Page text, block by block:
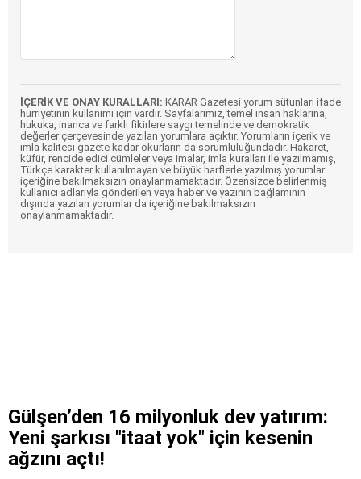
İÇERİK VE ONAY KURALLARI: KARAR Gazetesi yorum sütunları ifade
hürriyetinin kullanımı için vardır. Sayfalarımız, temel insan haklarına,
hukuka, inanca ve farklı fikirlere saygı temelinde ve demokratik
değerler çerçevesinde yazılan yorumlara açıktır. Yorumların içerik ve
imla kalitesi gazete kadar okurların da sorumluluğundadır. Hakaret,
küfür, rencide edici cümleler veya imalar, imla kuralları ile yazılmamış,
Türkçe karakter kullanılmayan ve büyük harflerle yazılmış yorumlar
içeriğine bakılmaksızın onaylanmamaktadır. Özensizce belirlenmiş
kullanıcı adlarıyla gönderilen veya haber ve yazının bağlamının
dışında yazılan yorumlar da içeriğine bakılmaksızın
onaylanmamaktadır.
Gülşen’den 16 milyonluk dev yatırım:
Yeni şarkısı "itaat yok" için kesenin
ağzını açtı!